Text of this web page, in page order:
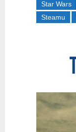
Star Wars
Steamu